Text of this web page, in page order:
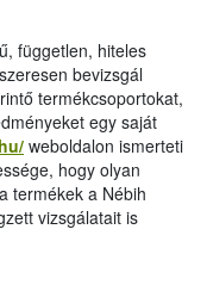
független, hiteles
bevizsgál
termékcsoportokat,
egy saját
weboldalon ismerteti
hogy olyan
termékek a Nébih
vizsgálatait is